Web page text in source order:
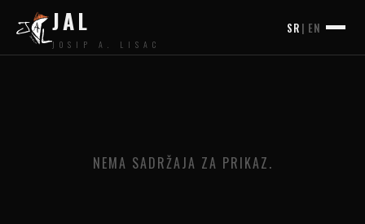
JAL
JOSIP A. LISAC
SR | EN
NEMA SADRŽAJA ZA PRIKAZ.